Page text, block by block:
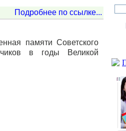
Подробнее по ссылке...
памяти Советского
в годы Великой